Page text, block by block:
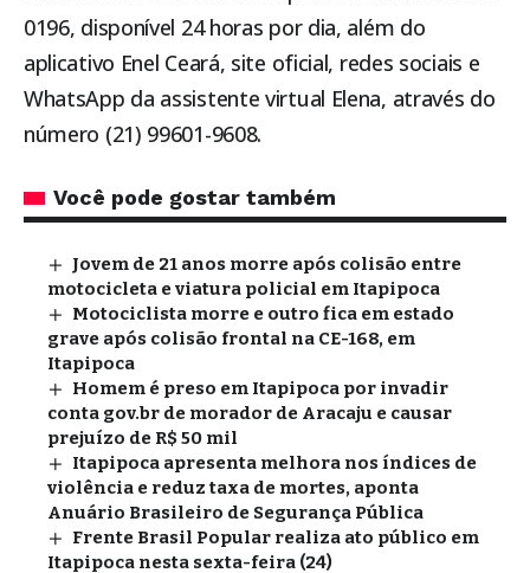
0196, disponível 24 horas por dia, além do
aplicativo Enel Ceará, site oficial, redes sociais e
WhatsApp da assistente virtual Elena, através do
número (21) 99601-9608.
Você pode gostar também
Jovem de 21 anos morre após colisão entre
motocicleta e viatura policial em Itapipoca
Motociclista morre e outro fica em estado
grave após colisão frontal na CE-168, em
Itapipoca
Homem é preso em Itapipoca por invadir
conta gov.br de morador de Aracaju e causar
prejuízo de R$ 50 mil
Itapipoca apresenta melhora nos índices de
violência e reduz taxa de mortes, aponta
Anuário Brasileiro de Segurança Pública
Frente Brasil Popular realiza ato público em
Itapipoca nesta sexta-feira (24)